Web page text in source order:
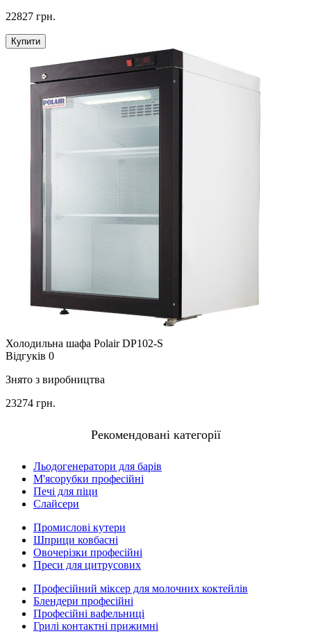
22827 грн.
Купити
Холодильна шафа Polair DP102-S
Відгуків 0
Знято з виробництва
23274 грн.
Рекомендовані категорії
Льодогенератори для барів
М'ясорубки професійні
Печі для піци
Слайсери
Промислові кутери
Шприци ковбасні
Овочерізки професійні
Преси для цитрусових
Професійний міксер для молочних коктейлів
Блендери професійні
Професійні вафельниці
Грилі контактні прижимні